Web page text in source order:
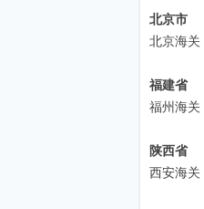
北京市
北京海关
福建省
福州海关
陕西省
西安海关